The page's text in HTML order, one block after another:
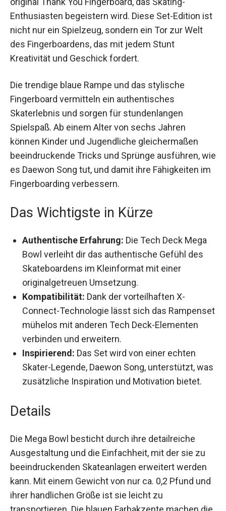
Enthusiasten begeistern wird. Diese Set-Edition
ist nicht nur ein Spielzeug, sondern ein Tor zur
Welt des Fingerboardens, das mit jedem Stunt
Kreativität und Geschick fordert.
Fingerboard vermitteln ein authentisches
Skaterlebnis und sorgen für stundenlangen
Spielspaß. Ab einem Alter von sechs Jahren
können Kinder und Jugendliche gleichermaßen
beeindruckende Tricks und Sprünge ausführen,
wie es Daewon Song tut, und damit ihre
Fähigkeiten im Fingerboarding verbessern.
Das Wichtigste in Kürze
Bowl verleiht dir das authentische Gefühl des
Skateboardens im Kleinformat mit einer
originalgetreuen Umsetzung.
Kompatibilität:Dank der vorteilhaften X-
Connect-Technologie lässt sich das
Rampenset mühelos mit anderen Tech Deck-
Elementen verbinden und erweitern.
Inspirierend:Das Set wird von einer echten
Skater-Legende, Daewon Song, unterstützt,
was zusätzliche Inspiration und Motivation
bietet.
Details
Die Mega Bowl besticht durch ihre detailreiche
Ausgestaltung und die Einfachheit, mit der sie zu
beeindruckenden Skateanlagen erweitert werden
kann. Mit einem Gewicht von nur ca. 0,2 Pfund
und ihrer handlichen Größe ist sie leicht zu